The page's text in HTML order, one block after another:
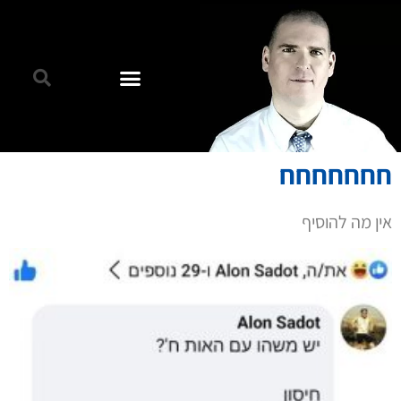
חחחחחחח
אין מה להוסיף